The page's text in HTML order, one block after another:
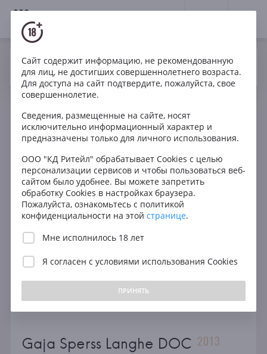
18+
Ваш город Москва ? Да
Вино Красное Сухое
Италия
Gaja Sperss Langhe DOC
Gaja Sperss Langhe DOC 2013
Сайт содержит информацию, не рекомендованную
для лиц, не достигших совершеннолетнего возраста.
Для доступа на сайт подтвердите, пожалуйста, свое
совершеннолетие.
Сведения, размещенные на сайте, носят
исключительно информационный характер и
предназначены только для личного использования.
ООО "КД Ритейл" обрабатывает Cookies с целью
персонализации сервисов и чтобы пользоваться веб-
сайтом было удобнее. Вы можете запретить
обработку Cookies в настройках браузера.
Пожалуйста, ознакомьтесь с политикой
конфиденциальности на этой странице.
Мне исполнилось 18 лет
Я согласен с условиями использования Cookies
ПРИНЯТЬ